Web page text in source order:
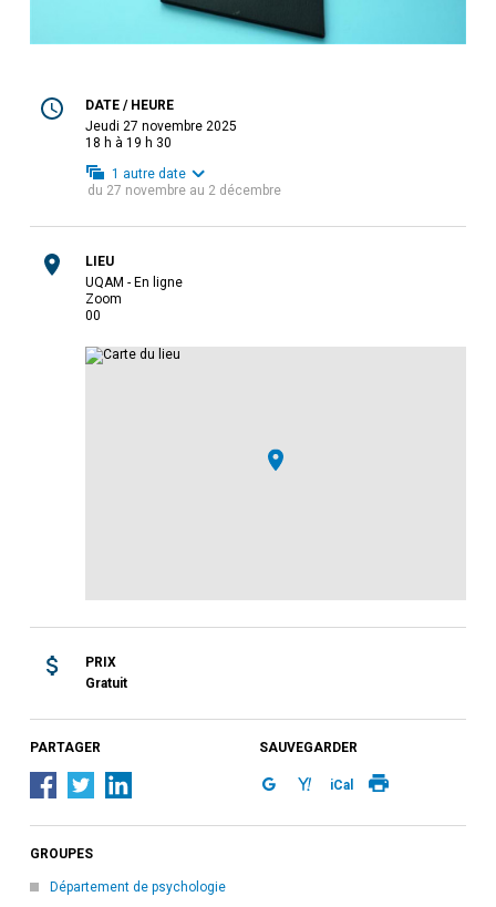
DATE / HEURE
jeudi 27 novembre 2025
18 h à 19 h 30
1 autre date
du 27 novembre au 2 décembre
LIEU
UQAM - En ligne
Zoom
00
PRIX
Gratuit
PARTAGER SAUVEGARDER
iCal
GROUPES
Département de psychologie